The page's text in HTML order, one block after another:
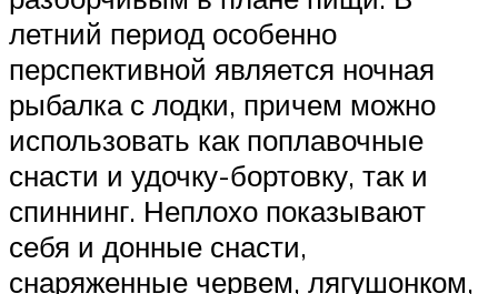
летний период особенно
перспективной является ночная
рыбалка с лодки, причем можно
использовать как поплавочные
снасти и удочку-бортовку, так и
спиннинг. Неплохо показывают
себя и донные снасти,
снаряженные червем, лягушонком,